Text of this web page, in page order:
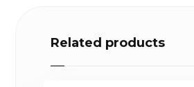
Related products